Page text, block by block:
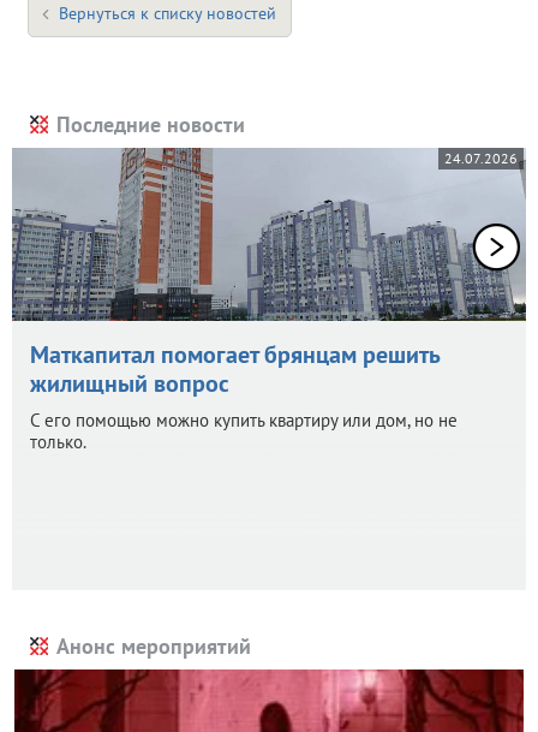
Вернуться к списку новостей
Последние новости
24.07.2026
Маткапитал помогает брянцам решить
жилищный вопрос
С его помощью можно купить квартиру или дом, но не
только.
Анонс мероприятий